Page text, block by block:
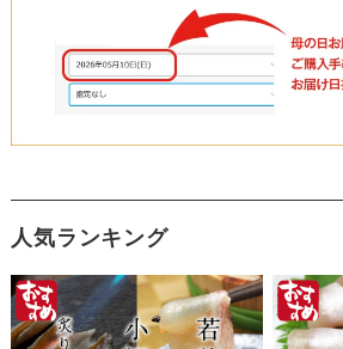
人気ランキング